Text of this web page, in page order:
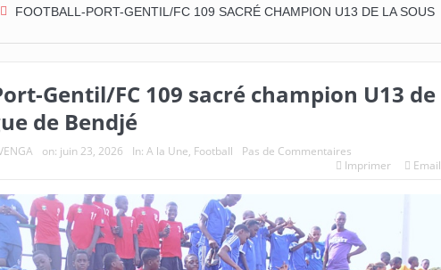
FOOTBALL-PORT-GENTIL/FC 109 SACRÉ CHAMPION U13 DE LA SOUS
Gentil/FC 109 sacré champion U13 de
de Bendjé
on: juin 23, 2026 In: A la Une, Football
Pas de Commentaires
Imprimer
Email